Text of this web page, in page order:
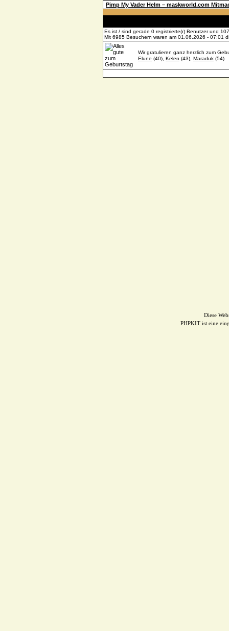
Pimp My Vader Helm – maskworld.com
Es ist / sind gerade 0 registrierte(r) Benutzer und
Mit 6985 Besuchern waren am 01.06.2026 - 07:01
Wir gratulieren ganz herzlich zum
Elune (40), Kelen (43), Maraduk (54)
Diese
PHPKIT ist eine